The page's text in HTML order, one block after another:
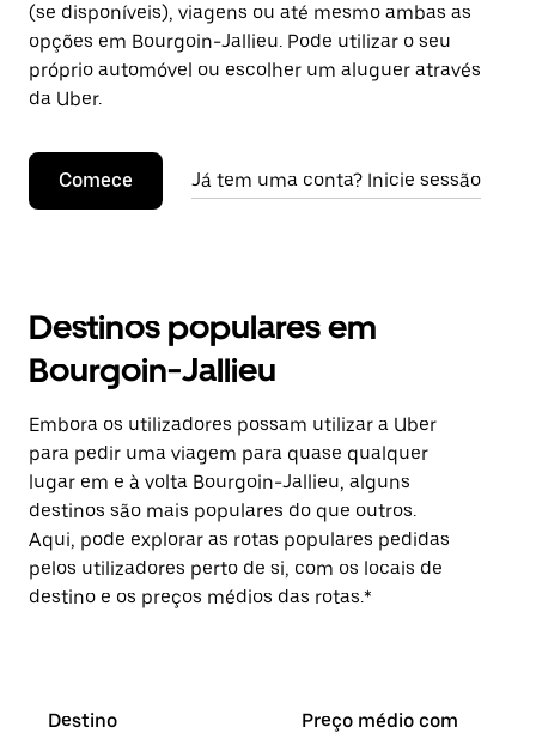
(se disponíveis), viagens ou até mesmo ambas as
opções em Bourgoin-Jallieu. Pode utilizar o seu
próprio automóvel ou escolher um aluguer através
da Uber.
Comece Já tem uma conta? Inicie sessão
Destinos populares em
Bourgoin-Jallieu
Embora os utilizadores possam utilizar a Uber
para pedir uma viagem para quase qualquer
lugar em e à volta Bourgoin-Jallieu, alguns
destinos são mais populares do que outros.
Aqui, pode explorar as rotas populares pedidas
pelos utilizadores perto de si, com os locais de
destino e os preços médios das rotas.*
Destino
Preço médio com